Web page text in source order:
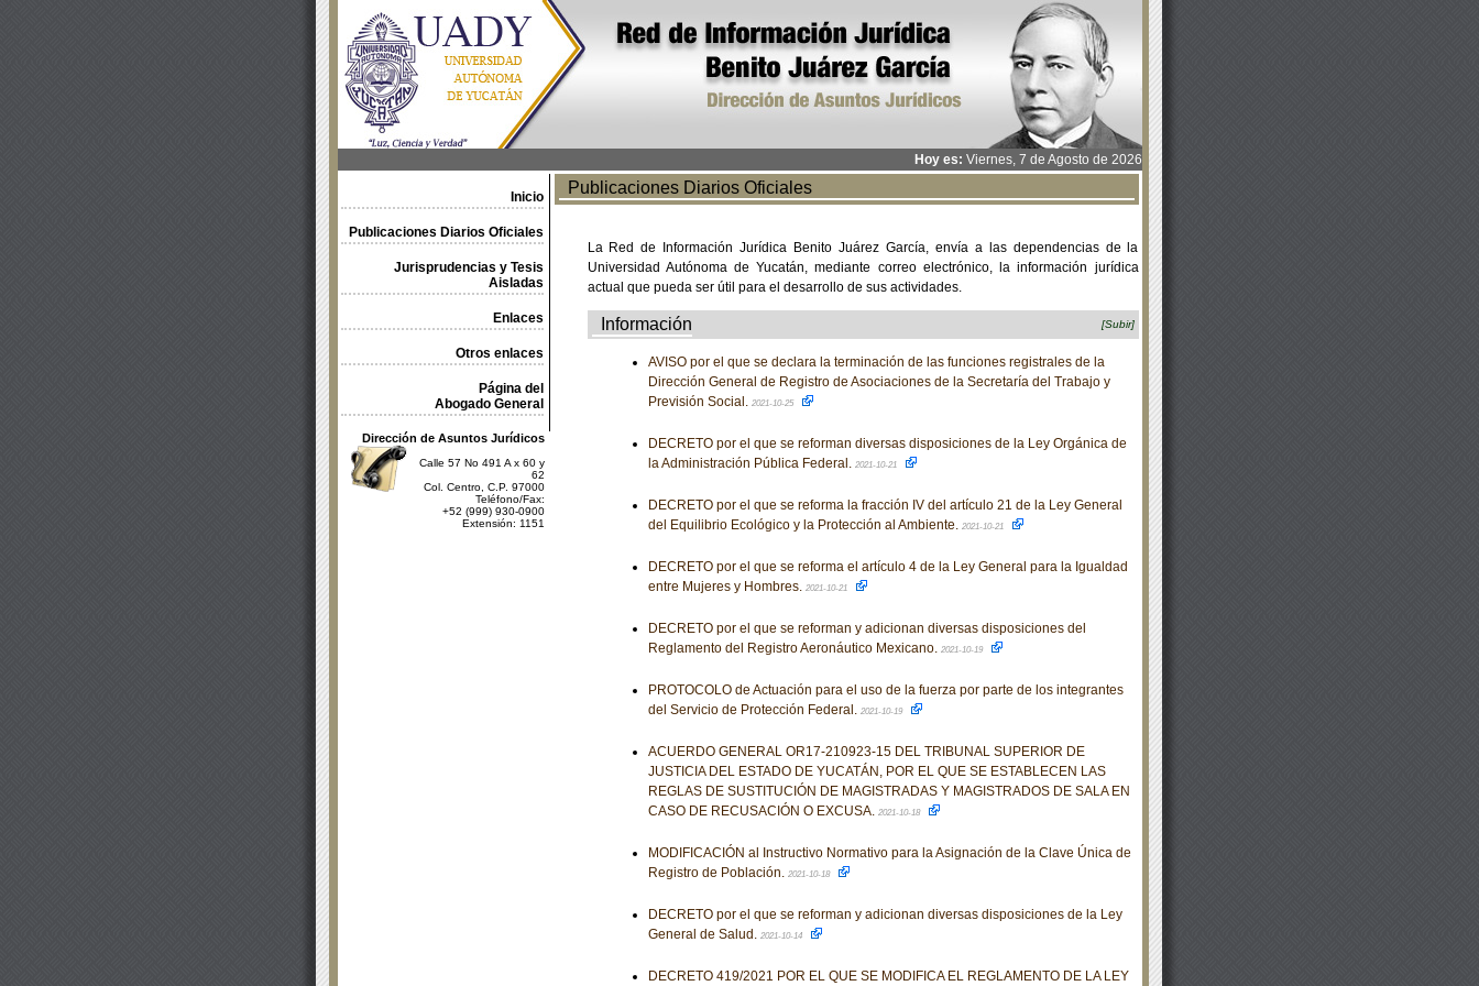
Hoy es: Viernes, 7 de Agosto de 2026
Inicio
Publicaciones Diarios Oficiales
Jurisprudencias y Tesis
Aisladas
Enlaces
Otros enlaces
Página del
Abogado General
Dirección de Asuntos Jurídicos
Calle 57 No 491 A x 60 y
62
Col. Centro, C.P. 97000
Teléfono/Fax:
+52 (999) 930-0900
Extensión: 1151
Publicaciones Diarios Oficiales
La Red de Información Jurídica Benito Juárez García, envía a las dependencias de la
Universidad Autónoma de Yucatán, mediante correo electrónico, la información jurídica
actual que pueda ser útil para el desarrollo de sus actividades.
Información [Subir]
AVISO por el que se declara la terminación de las funciones registrales de la
Dirección General de Registro de Asociaciones de la Secretaría del Trabajo y
Previsión Social. 2021-10-25
DECRETO por el que se reforman diversas disposiciones de la Ley Orgánica de
la Administración Pública Federal. 2021-10-21
DECRETO por el que se reforma la fracción IV del artículo 21 de la Ley General
del Equilibrio Ecológico y la Protección al Ambiente. 2021-10-21
DECRETO por el que se reforma el artículo 4 de la Ley General para la Igualdad
entre Mujeres y Hombres. 2021-10-21
DECRETO por el que se reforman y adicionan diversas disposiciones del
Reglamento del Registro Aeronáutico Mexicano. 2021-10-19
PROTOCOLO de Actuación para el uso de la fuerza por parte de los integrantes
del Servicio de Protección Federal. 2021-10-19
ACUERDO GENERAL OR17-210923-15 DEL TRIBUNAL SUPERIOR DE
JUSTICIA DEL ESTADO DE YUCATÁN, POR EL QUE SE ESTABLECEN LAS
REGLAS DE SUSTITUCIÓN DE MAGISTRADAS Y MAGISTRADOS DE SALA EN
CASO DE RECUSACIÓN O EXCUSA. 2021-10-18
MODIFICACIÓN al Instructivo Normativo para la Asignación de la Clave Única de
Registro de Población. 2021-10-18
DECRETO por el que se reforman y adicionan diversas disposiciones de la Ley
General de Salud. 2021-10-14
DECRETO 419/2021 POR EL QUE SE MODIFICA EL REGLAMENTO DE LA LEY